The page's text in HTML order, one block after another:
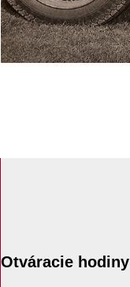
Otváracie hodiny